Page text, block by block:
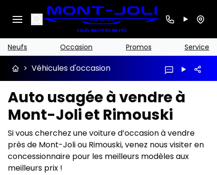
Search
Neufs Occasion Promos Service
> Véhicules d'occasion
Auto usagée à vendre à
Mont-Joli et Rimouski
Si vous cherchez une voiture d’occasion à vendre
près de Mont-Joli ou Rimouski, venez nous visiter en
concessionnaire pour les meilleurs modèles aux
meilleurs prix !